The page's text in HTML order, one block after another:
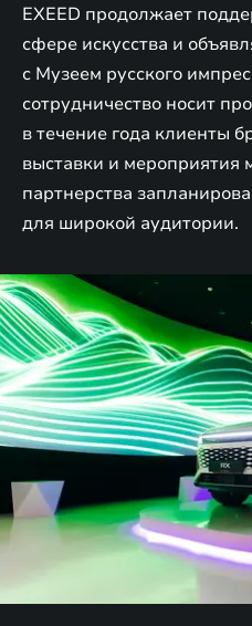
EXEED продолжает
сфере искусства и
с Музеем русского
сотрудничество носит
в течение года клиенты
выставки и мероприятия
партнерства
для широкой аудитории.